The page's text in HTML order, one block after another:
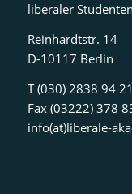
liberaler
Reinhardtstr. 14
D-10117 Berlin
T (030) 2838 94 21
Fax (03222) 378
info(at)liberale-